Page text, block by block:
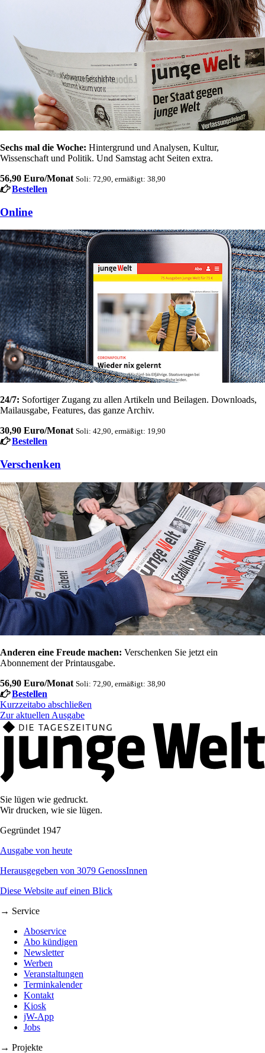
Sechs mal die Woche: Hintergrund und Analysen, Kultur,
Wissenschaft und Politik. Und Samstag acht Seiten extra.
56,90 Euro/Monat Soli: 72,90, ermäßigt: 38,90
Bestellen
Online
24/7: Sofortiger Zugang zu allen Artikeln und Beilagen. Downloads,
Mailausgabe, Features, das ganze Archiv.
30,90 Euro/Monat Soli: 42,90, ermäßigt: 19,90
Bestellen
Verschenken
Anderen eine Freude machen: Verschenken Sie jetzt ein
Abonnement der Printausgabe.
56,90 Euro/Monat Soli: 72,90, ermäßigt: 38,90
Bestellen
Kurzzeitabo abschließen
Zur aktuellen Ausgabe
Sie lügen wie gedruckt.
Wir drucken, wie sie lügen.
Gegründet 1947
Ausgabe von heute
Herausgegeben von 3079 GenossInnen
Diese Website auf einen Blick
→ Service
Aboservice
Abo kündigen
Newsletter
Werben
Veranstaltungen
Terminkalender
Kontakt
Kiosk
jW-App
Jobs
→ Projekte